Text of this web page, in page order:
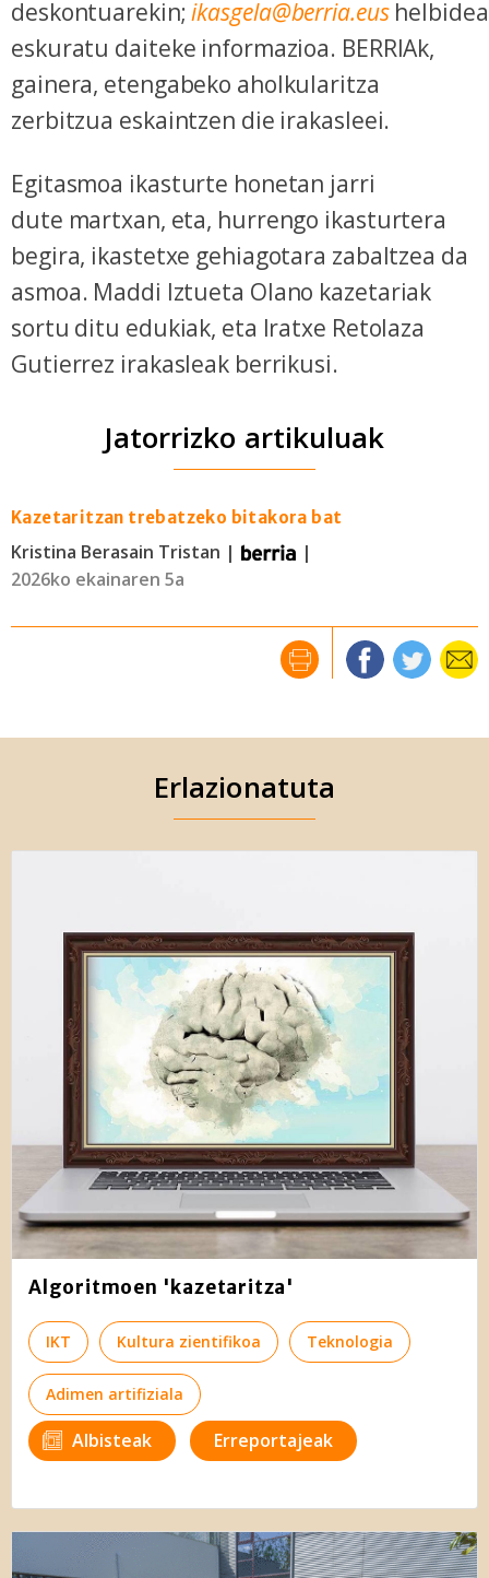
deskontuarekin;ikasgela@berria.eus
eskuratu daiteke informazioa. BERRIAk,
gainera, etengabeko aholkularitza
zerbitzua eskaintzen die irakasleei.
Egitasmoa ikasturte honetan jarri
dute martxan, eta, hurrengo ikasturtera
begira, ikastetxe gehiagotara zabaltzea da
asmoa. Maddi Iztueta Olano kazetariak
sortu ditu edukiak, eta Iratxe Retolaza
Gutierrez irakasleak berrikusi.
Jatorrizko artikuluak
Kazetaritzan trebatzeko bitakora bat
Kristina Berasain Tristan |
|
2026ko ekainaren 5a
Erlazionatuta
Algoritmoen 'kazetaritza'
IKT Kultura zientifikoa Teknologia
Adimen artifiziala
Albisteak Erreportajeak